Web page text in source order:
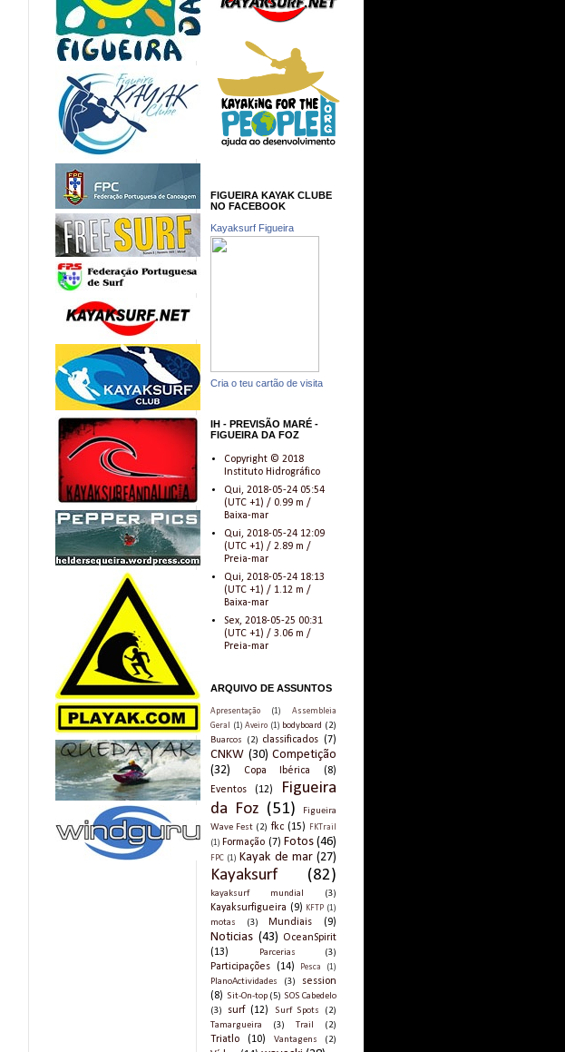
FIGUEIRA KAYAK CLUBE
NO FACEBOOK
Kayaksurf Figueira
Cria o teu cartão de visita
IH - PREVISÃO MARÉ -
FIGUEIRA DA FOZ
Copyright © 2018
Instituto Hidrográfico
Qui, 2018-05-24 05:54
(UTC +1) / 0.99 m /
Baixa-mar
Qui, 2018-05-24 12:09
(UTC +1) / 2.89 m /
Preia-mar
Qui, 2018-05-24 18:13
(UTC +1) / 1.12 m /
Baixa-mar
Sex, 2018-05-25 00:31
(UTC +1) / 3.06 m /
Preia-mar
ARQUIVO DE ASSUNTOS
Apresentação (1)
Assembleia
Geral
(1) Aveiro (1) bodyboard (2)
Buarcos
(2) classificados (7)
CNKW (30) Competição
(32)
Copa Ibérica
(8)
Eventos
(12)
Figueira
da Foz (51)
Figueira
Wave Fest (2) fkc (15)
FKTrail
(1) Formação (7) Fotos (46)
FPC (1) Kayak de mar (27)
Kayaksurf (82)
kayaksurf mundial (3)
Kayaksurfigueira (9) KFTP (1)
motas (3) Mundiais (9)
Noticias (43) OceanSpirit
(13)
Parcerias (3)
Participações (14) Pesca (1)
PlanoActividades (3)
session
(8) Sit-On-top (5) SOS Cabedelo
(3)
surf (12) Surf Spots
(2)
Tamargueira
(3) Trail (2)
Triatlo (10) Vantagens (2)